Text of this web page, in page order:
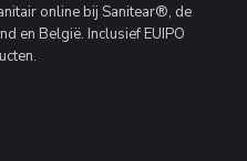
online bij Sanitear®, de
en België. Inclusief EUIPO